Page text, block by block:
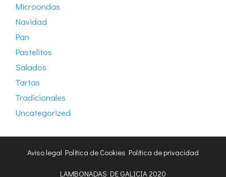
Microondas
Navidad
Pan
Pastelitos
Salados
Tartas
Tradicionales
Uncategorized
Aviso legal Política de Cookies Política de privacidad
LAMBONADAS DE GALICIA 2020